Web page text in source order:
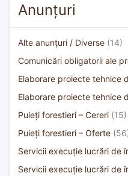
Anunțuri
Alte anunțuri / Diverse (14)
Comunicări obligatorii ale
Elaborare proiecte tehnice
Elaborare proiecte tehnice
Puieți forestieri – Cereri (15)
Puieți forestieri – Oferte
Servicii execuție lucrări de
Servicii execuție lucrări de